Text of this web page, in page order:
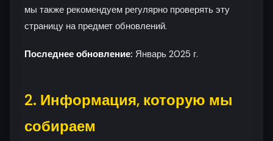
мы также рекомендуем регулярно проверять эту
страницу на предмет обновлений.
Последнее обновление: Январь 2025 г.
2. Информация, которую мы
собираем